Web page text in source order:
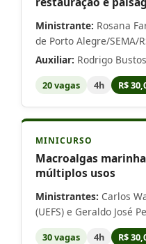
Ministrante: Rosana
de Porto Alegre/SEMA/
Auxiliar: Rodrigo
20 vagas 4h R$
MINICURSO
Macroalgas
múltiplos usos
Ministrantes: Carlos
(UEFS) e Geraldo José
30 vagas 4h R$